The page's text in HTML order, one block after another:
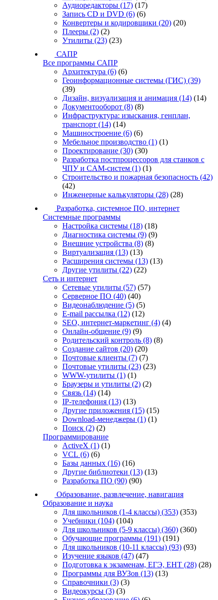
Аудиоредакторы (17) (17)
Запись CD и DVD (6) (6)
Конвертеры и кодировщики (20) (20)
Плееры (2) (2)
Утилиты (23) (23)
САПР
Все программы САПР
Архитектура (6) (6)
Геоинформационные системы (ГИС) (39)
(39)
Дизайн, визуализация и анимация (14) (14)
Документооборот (8) (8)
Инфраструктура: изыскания, генплан,
транспорт (14) (14)
Машиностроение (6) (6)
Мебельное производство (1) (1)
Проектирование (30) (30)
Разработка постпроцессоров для станков с
ЧПУ и CAM-систем (1) (1)
Строительство и пожарная безопасность (42)
(42)
Инженерные калькуляторы (28) (28)
Разработка, системное ПО, интернет
Системные программы
Настройка системы (18) (18)
Диагностика системы (9) (9)
Внешние устройства (8) (8)
Виртуализация (13) (13)
Расширения системы (13) (13)
Другие утилиты (22) (22)
Сеть и интернет
Сетевые утилиты (57) (57)
Серверное ПО (40) (40)
Видеонаблюдение (5) (5)
E-mail рассылка (12) (12)
SEO, интернет-маркетинг (4) (4)
Онлайн-общение (9) (9)
Родительский контроль (8) (8)
Создание сайтов (20) (20)
Почтовые клиенты (7) (7)
Почтовые утилиты (23) (23)
WWW-утилиты (1) (1)
Браузеры и утилиты (2) (2)
Связь (14) (14)
IP-телефония (13) (13)
Другие приложения (15) (15)
Download-менеджеры (1) (1)
Поиск (2) (2)
Программирование
ActiveX (1) (1)
VCL (6) (6)
Базы данных (16) (16)
Другие библиотеки (13) (13)
Разработка ПО (90) (90)
Образование, развлечение, навигация
Образование и наука
Для школьников (1-4 классы) (353) (353)
Учебники (104) (104)
Для школьников (5-9 классы) (360) (360)
Обучающие программы (191) (191)
Для школьников (10-11 классы) (93) (93)
Изучение языков (47) (47)
Подготовка к экзаменам, ЕГЭ, ЕНТ (28) (28)
Программы для ВУЗов (13) (13)
Справочники (3) (3)
Видеокурсы (3) (3)